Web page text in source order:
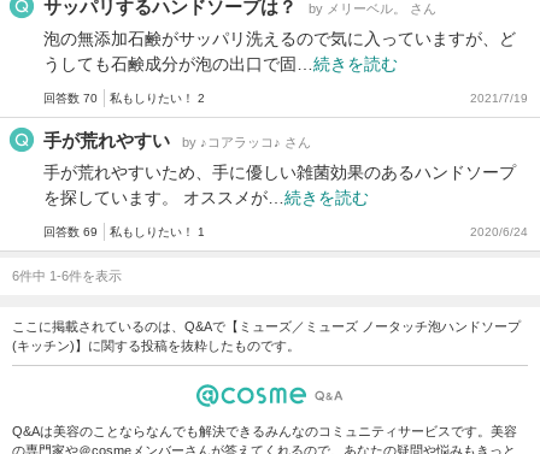
サッパリするハンドソープは？ by メリーベル。 さん
泡の無添加石鹸がサッパリ洗えるので気に入っていますが、ど
うしても石鹸成分が泡の出口で固… 続きを読む
回答数 70 私もしりたい！ 2 2021/7/19
手が荒れやすい by ♪コアラッコ♪ さん
手が荒れやすいため、手に優しい雑菌効果のあるハンドソープ
を探しています。 オススメが… 続きを読む
回答数 69 私もしりたい！ 1 2020/6/24
6件中 1-6件を表示
ここに掲載されているのは、Q&Aで【ミューズ／ミューズ ノータッチ泡ハンドソープ
(キッチン)】に関する投稿を抜粋したものです。
Q&Aは美容のことならなんでも解決できるみんなのコミュニティサービスです。美容
の専門家や＠cosmeメンバーさんが答えてくれるので、あなたの疑問や悩みもきっと